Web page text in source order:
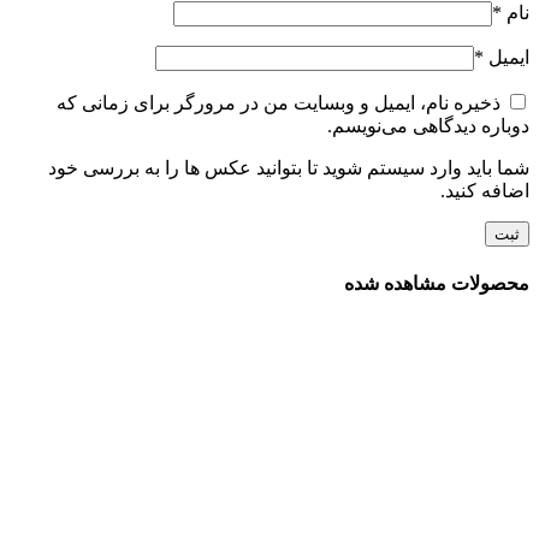
نام *
ایمیل *
ذخیره نام، ایمیل و وبسایت من در مرورگر برای زمانی که
دوباره دیدگاهی می‌نویسم.
شما باید وارد سیستم شوید تا بتوانید عکس ها را به بررسی خود
اضافه کنید.
محصولات مشاهده شده